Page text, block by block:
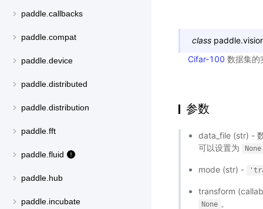
paddle.callbacks
paddle.compat
paddle.device
paddle.distributed
paddle.distribution
paddle.fft
paddle.fluid
paddle.hub
paddle.incubate
class
Cifar-100 数据集的
参数
data_file (str) -
可以设置为
None
mode (str) -
transform
None 。